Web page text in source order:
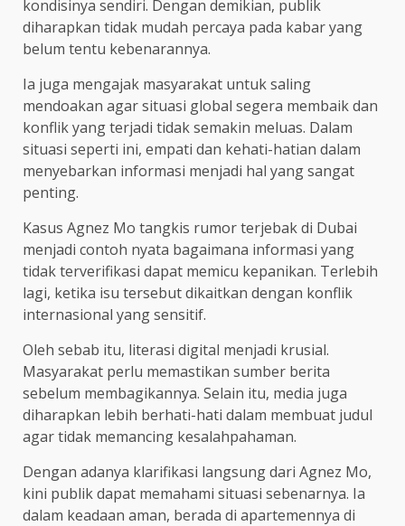
kondisinya sendiri. Dengan demikian, publik
diharapkan tidak mudah percaya pada kabar yang
belum tentu kebenarannya.
Ia juga mengajak masyarakat untuk saling
mendoakan agar situasi global segera membaik dan
konflik yang terjadi tidak semakin meluas. Dalam
situasi seperti ini, empati dan kehati-hatian dalam
menyebarkan informasi menjadi hal yang sangat
penting.
Kasus Agnez Mo tangkis rumor terjebak di Dubai
menjadi contoh nyata bagaimana informasi yang
tidak terverifikasi dapat memicu kepanikan. Terlebih
lagi, ketika isu tersebut dikaitkan dengan konflik
internasional yang sensitif.
Oleh sebab itu, literasi digital menjadi krusial.
Masyarakat perlu memastikan sumber berita
sebelum membagikannya. Selain itu, media juga
diharapkan lebih berhati-hati dalam membuat judul
agar tidak memancing kesalahpahaman.
Dengan adanya klarifikasi langsung dari Agnez Mo,
kini publik dapat memahami situasi sebenarnya. Ia
dalam keadaan aman, berada di apartemennya di